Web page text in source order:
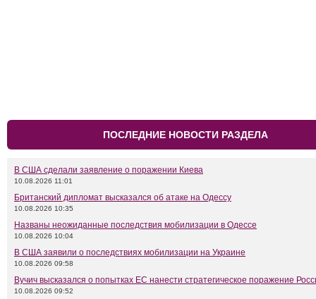
ПОСЛЕДНИЕ НОВОСТИ РАЗДЕЛА
В США сделали заявление о поражении Киева
10.08.2026 11:01
Британский дипломат высказался об атаке на Одессу
10.08.2026 10:35
Названы неожиданные последствия мобилизации в Одессе
10.08.2026 10:04
В США заявили о последствиях мобилизации на Украине
10.08.2026 09:58
Вучич высказался о попытках ЕС нанести стратегическое поражение
10.08.2026 09:52